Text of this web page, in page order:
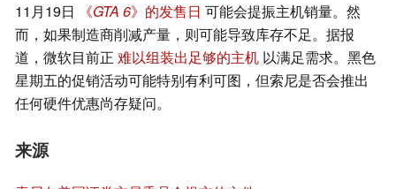
11月19日
《GTA 6》的发售日 可能会提振主机销量。然
而，如果制造商削减产量，则可能导致库存不足。据报
道，微软目前正 难以组装出足够的主机 以满足需求。黑色
星期五的促销活动可能特别有利可图，但索尼是否会推出
任何硬件优惠尚存疑问。
来源